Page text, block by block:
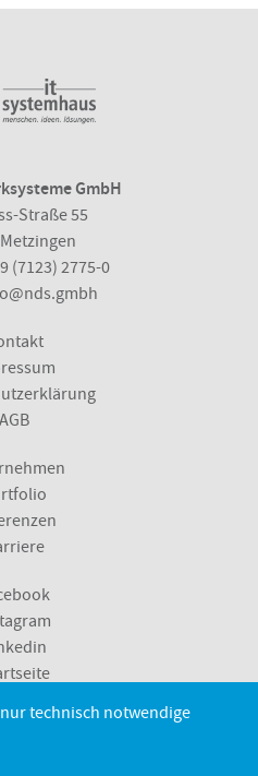
GmbH
Straße 55
(7123) 2775-0
AGB
technisch notwendige